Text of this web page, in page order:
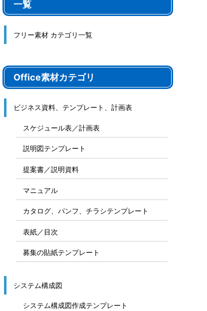
一覧
フリー素材 カテゴリ一覧
Office素材カテゴリ
ビジネス資料、テンプレート、計画表
スケジュール表／計画表
説明図テンプレート
提案書／説明資料
マニュアル
カタログ、パンフ、チラシテンプレート
表紙／目次
募集の貼紙テンプレート
システム構成図
システム構成図作成テンプレート